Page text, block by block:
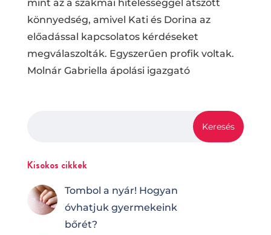
mint az a szakmai hitelességgel átszőtt
könnyedség, amivel Kati és Dorina az
előadással kapcsolatos kérdéseket
megválaszolták. Egyszerűen profik voltak.
Molnár Gabriella ápolási igazgató
Kisokos cikkek
Tombol a nyár! Hogyan
óvhatjuk gyermekeink
bőrét?